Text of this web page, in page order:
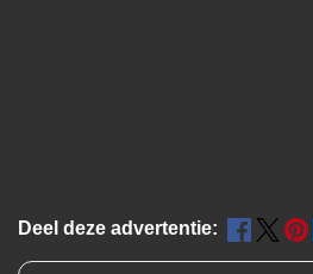
Deel deze advertentie: